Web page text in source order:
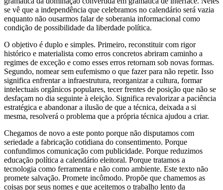
se vê que a independência que celebramos no calendário será vazia
enquanto não ousarmos falar de soberania informacional como
condição de possibilidade da liberdade política.
O objetivo é duplo e simples. Primeiro, reconstituir com rigor
histórico e materialista como erros concretos abriram caminho a
regimes de exceção e como esses erros retornam sob novas formas.
Segundo, nomear sem eufemismo o que fazer para não repetir. Isso
significa enfrentar a infraestrutura, reorganizar a cultura, formar
intelectuais orgânicos populares, tecer frentes de posição que não se
desfaçam no dia seguinte à eleição. Significa revalorizar a paciência
estratégica e abandonar a ilusão de que a técnica, deixada a si
mesma, resolverá o problema que a própria técnica ajudou a criar.
Chegamos de novo a este ponto porque não disputamos com
seriedade a fabricação cotidiana do consentimento. Porque
confundimos comunicação com publicidade. Porque reduzimos
educação política a calendário eleitoral. Porque tratamos a
tecnologia como ferramenta e não como ambiente. Este texto não
promete salvação. Promete incômodo. Propõe que chamemos as
coisas por seus nomes e que aceitemos o trabalho lento da